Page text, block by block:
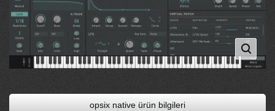
opsix native ürün bilgileri